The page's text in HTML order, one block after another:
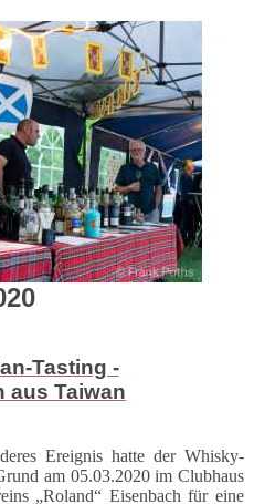
Tasting -
aus Taiwan
Ereignis hatte der Whisky-
am 05.03.2020 im Clubhaus
„Roland“ Eisenbach für eine